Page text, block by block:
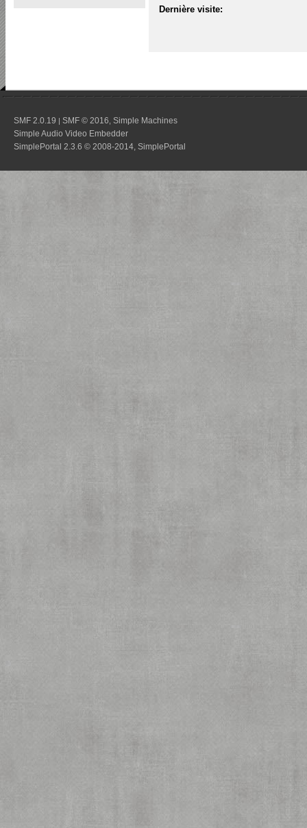
Dernière visite:
SMF 2.0.19 | SMF © 2016 Simple Machines
Simple Audio Video Embedder
SimplePortal 2.3.6 © 2008-2014, SimplePortal